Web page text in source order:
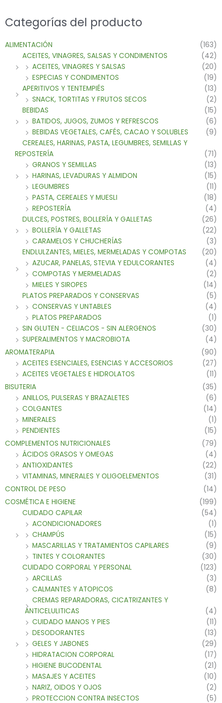
Categorías del producto
ALIMENTACIÓN
(163)
ACEITES, VINAGRES, SALSAS Y CONDIMENTOS
(42)
ACEITES, VINAGRES Y SALSAS
(20)
ESPECIAS Y CONDIMENTOS
(19)
APERITIVOS Y TENTEMPIÉS
(13)
SNACK, TORTITAS Y FRUTOS SECOS
(2)
BEBIDAS
(15)
BATIDOS, JUGOS, ZUMOS Y REFRESCOS
(6)
BEBIDAS VEGETALES, CAFÉS, CACAO Y SOLUBLES
(9)
CEREALES, HARINAS, PASTA, LEGUMBRES, SEMILLAS Y
REPOSTERÍA
(71)
GRANOS Y SEMILLAS
(13)
HARINAS, LEVADURAS Y ALMIDON
(15)
LEGUMBRES
(11)
PASTA, CEREALES Y MUESLI
(18)
REPOSTERÍA
(4)
DULCES, POSTRES, BOLLERÍA Y GALLETAS
(26)
BOLLERÍA Y GALLETAS
(22)
CARAMELOS Y CHUCHERÍAS
(3)
ENDLULZANTES, MIELES, MERMELADAS Y COMPOTAS
(20)
AZUCAR, PANELAS, STEVIA Y EDULCORANTES
(4)
COMPOTAS Y MERMELADAS
(2)
MIELES Y SIROPES
(14)
PLATOS PREPARADOS Y CONSERVAS
(5)
CONSERVAS Y UNTABLES
(4)
PLATOS PREPARADOS
(1)
SIN GLUTEN - CELIACOS - SIN ALERGENOS
(30)
SUPERALIMENTOS Y MACROBIOTA
(4)
AROMATERAPIA
(90)
ACEITES ESENCIALES, ESENCIAS Y ACCESORIOS
(27)
ACEITES VEGETALES E HIDROLATOS
(11)
BISUTERIA
(35)
ANILLOS, PULSERAS Y BRAZALETES
(6)
COLGANTES
(14)
MINERALES
(1)
PENDIENTES
(15)
COMPLEMENTOS NUTRICIONALES
(79)
ÁCIDOS GRASOS Y OMEGAS
(4)
ANTIOXIDANTES
(22)
VITAMINAS, MINERALES Y OLIGOELEMENTOS
(31)
CONTROL DE PESO
(14)
COSMÉTICA E HIGIENE
(199)
CUIDADO CAPILAR
(54)
ACONDICIONADORES
(1)
CHAMPÚS
(15)
MASCARILLAS Y TRATAMIENTOS CAPILARES
(9)
TINTES Y COLORANTES
(30)
CUIDADO CORPORAL Y PERSONAL
(123)
ARCILLAS
(3)
CALMANTES Y ATOPICOS
(8)
CREMAS REPARADORAS, CICATRIZANTES Y
ANTICELULITICAS
(4)
CUIDADO MANOS Y PIES
(11)
DESODORANTES
(13)
GELES Y JABONES
(29)
HIDRATACION CORPORAL
(17)
HIGIENE BUCODENTAL
(21)
MASAJES Y ACEITES
(10)
NARIZ, OIDOS Y OJOS
(2)
PROTECCION CONTRA INSECTOS
(5)